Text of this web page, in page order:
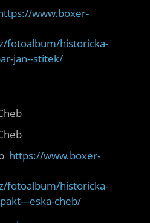
www.boxer-
fotoalbum/historicka-
jan--stitek/
https://www.boxer-
fotoalbum/historicka-
eska-cheb/